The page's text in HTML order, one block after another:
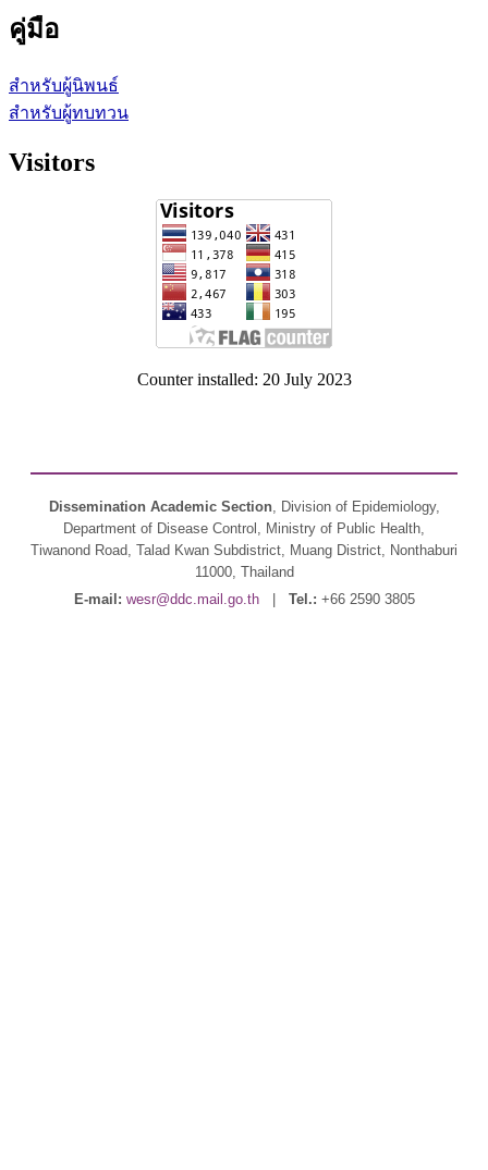
คู่มือ
สำหรับผู้นิพนธ์
สำหรับผู้ทบทวน
Visitors
Counter installed: 20 July 2023
Dissemination Academic Section, Division of Epidemiology,
Department of Disease Control, Ministry of Public Health,
Tiwanond Road, Talad Kwan Subdistrict, Muang District, Nonthaburi
11000, Thailand
E-mail: wesr@ddc.mail.go.th| Tel.: +66 2590 3805